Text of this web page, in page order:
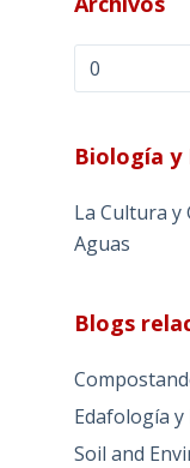
Archivos
Biología y
La Cultura y
Aguas
Blogs
Edafología
Soil and